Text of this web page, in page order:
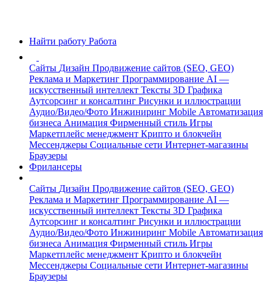
Найти работу Работа
Сайты Дизайн Продвижение сайтов (SEO, GEO)
Реклама и Маркетинг Программирование AI —
искусственный интеллект Тексты 3D Графика
Аутсорсинг и консалтинг Рисунки и иллюстрации
Аудио/Видео/Фото Инжиниринг Mobile Автоматизация
бизнеса Анимация Фирменный стиль Игры
Маркетплейс менеджмент Крипто и блокчейн
Мессенджеры Социальные сети Интернет-магазины
Браузеры
Фрилансеры
Сайты Дизайн Продвижение сайтов (SEO, GEO)
Реклама и Маркетинг Программирование AI —
искусственный интеллект Тексты 3D Графика
Аутсорсинг и консалтинг Рисунки и иллюстрации
Аудио/Видео/Фото Инжиниринг Mobile Автоматизация
бизнеса Анимация Фирменный стиль Игры
Маркетплейс менеджмент Крипто и блокчейн
Мессенджеры Социальные сети Интернет-магазины
Браузеры